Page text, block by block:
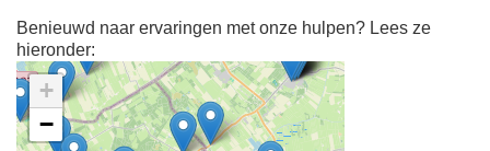
Benieuwd naar ervaringen met onze hulpen? Lees ze
hieronder:
Ontdek meer ervaringen
+
−